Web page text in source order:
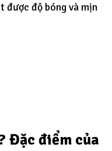
được độ bóng và mịn
Đặc điểm của